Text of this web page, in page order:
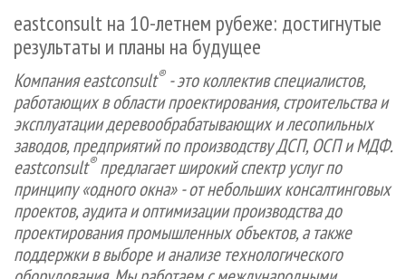
ДЕРЕВООБРАБОТКА
СУШКА ДРЕВЕСИНЫ
ПРОИЗВОДСТВО ДРЕВЕСНЫХ ПЛИТ
ДЕРЕВЯННОЕ ДОМОСТРОЕНИЕ
ПРОИЗВОДСТВО МЕБЕЛИ
БИОЭНЕРГЕТИКА
ЦБП
ИНСТРУМЕНТ И МАТЕРИАЛЫ
НОВОСТИ КОМПАНИЙ
ПРЕДПРИЯТИЯ ЛПК
ЛЕСНЫЕ РЕГИОНЫ РОССИИ
ПЕРСОНЫ
МОБИЛЬНЫЕ ВЫСТАВКИ
ОФИЦИАЛЬНЫЕ ДЕЛЕГАЦИИ
ПРИОРИТЕТНЫЕ ИНВЕСТПРОЕКТЫ
RUSSIAN FORESTRY REVIEW
ГАЗЕТА ЛЕСПРОМФОРУМ
БИБЛИОТЕКА СПЕЦИАЛИСТА
АРХИВ ЖУРНАЛОВ
СТАТЬИ
О ЖУРНАЛЕ
ПОДПИСКА
КОНТАКТЫ
РЕКЛАМОДАТЕЛЯМ
РЕКЛАМА
РЕКЛАМА НА САЙТЕ
eastconsult на 10-летнем рубеже: достигнутые
результаты и планы на будущее
Компанияeastconsult®- это коллектив специалистов,
работающих в области проектирования, строительства и
эксплуатации деревообрабатывающих и лесопильных
заводов, предприятий по производству ДСП, ОСП и МДФ.
eastconsult®предлагает широкий спектр услуг по
принципу «одного окна» - от небольших консалтинговых
проектов, аудита и оптимизации производства до
проектирования промышленных объектов, а также
поддержки в выборе и анализе технологического